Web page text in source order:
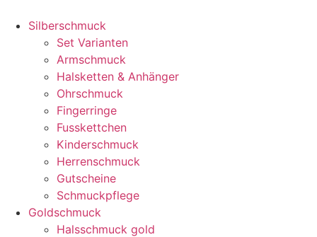
Silberschmuck
Set Varianten
Armschmuck
Halsketten & Anhänger
Ohrschmuck
Fingerringe
Fusskettchen
Kinderschmuck
Herrenschmuck
Gutscheine
Schmuckpflege
Goldschmuck
Halsschmuck gold